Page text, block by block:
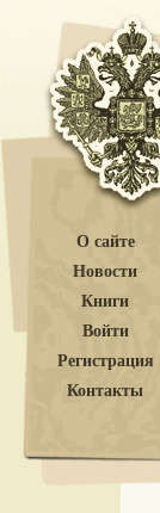
О сайте
Новости
Книги
Войти
Регистрация
Контакты